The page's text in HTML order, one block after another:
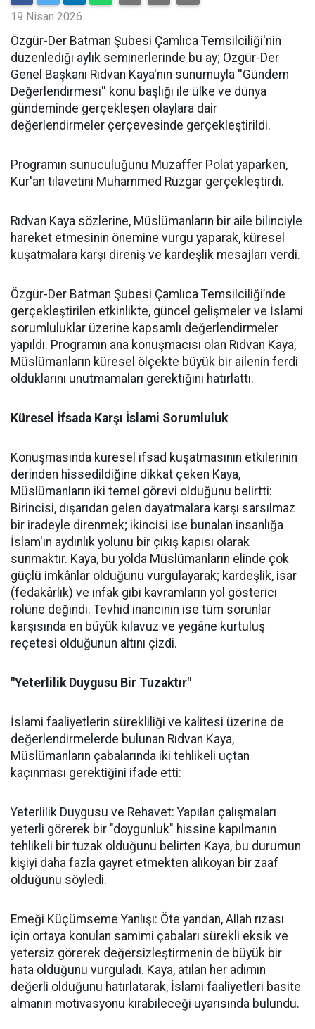
19 Nisan 2026
​Özgür-Der Batman Şubesi Çamlıca Temsilciliği'nin
düzenlediği aylık seminerlerinde bu ay; Özgür-Der
Genel Başkanı Rıdvan Kaya'nın sunumuyla ''Gündem
Değerlendirmesi'' konu başlığı ile ülke ve dünya
gündeminde gerçekleşen olaylara dair
değerlendirmeler çerçevesinde gerçekleştirildi.
Programın sunuculuğunu Muzaffer Polat yaparken,
Kur'an tilavetini Muhammed Rüzgar gerçekleştirdi.
Rıdvan Kaya sözlerine, Müslümanların bir aile bilinciyle
hareket etmesinin önemine vurgu yaparak, küresel
kuşatmalara karşı direniş ve kardeşlik mesajları verdi.
Özgür-Der Batman Şubesi Çamlıca Temsilciliği’nde
gerçekleştirilen etkinlikte, güncel gelişmeler ve İslami
sorumluluklar üzerine kapsamlı değerlendirmeler
yapıldı. Programın ana konuşmacısı olan Rıdvan Kaya,
Müslümanların küresel ölçekte büyük bir ailenin ferdi
olduklarını unutmamaları gerektiğini hatırlattı.
Küresel İfsada Karşı İslami Sorumluluk
Konuşmasında küresel ifsad kuşatmasının etkilerinin
derinden hissedildiğine dikkat çeken Kaya,
Müslümanların iki temel görevi olduğunu belirtti:
Birincisi, dışarıdan gelen dayatmalara karşı sarsılmaz
bir iradeyle direnmek; ikincisi ise bunalan insanlığa
İslam'ın aydınlık yolunu bir çıkış kapısı olarak
sunmaktır. Kaya, bu yolda Müslümanların elinde çok
güçlü imkânlar olduğunu vurgulayarak; kardeşlik, isar
(fedakârlık) ve infak gibi kavramların yol gösterici
rolüne değindi. Tevhid inancının ise tüm sorunlar
karşısında en büyük kılavuz ve yegâne kurtuluş
reçetesi olduğunun altını çizdi.
"Yeterlilik Duygusu Bir Tuzaktır"
İslami faaliyetlerin sürekliliği ve kalitesi üzerine de
değerlendirmelerde bulunan Rıdvan Kaya,
Müslümanların çabalarında iki tehlikeli uçtan
kaçınması gerektiğini ifade etti:
Yeterlilik Duygusu ve Rehavet: Yapılan çalışmaları
yeterli görerek bir "doygunluk" hissine kapılmanın
tehlikeli bir tuzak olduğunu belirten Kaya, bu durumun
kişiyi daha fazla gayret etmekten alıkoyan bir zaaf
olduğunu söyledi.
Emeği Küçümseme Yanlışı: Öte yandan, Allah rızası
için ortaya konulan samimi çabaları sürekli eksik ve
yetersiz görerek değersizleştirmenin de büyük bir
hata olduğunu vurguladı. Kaya, atılan her adımın
değerli olduğunu hatırlatarak, İslami faaliyetleri basite
almanın motivasyonu kırabileceği uyarısında bulundu.